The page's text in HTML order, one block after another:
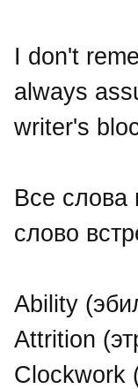
I don't
always
writer's
Все слова
слово
Ability
Attrition
Clockwork